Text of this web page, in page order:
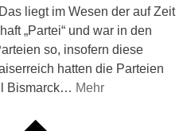
liegt im Wesen der auf Zeit
„Partei“ und war in den
so, insofern diese
hatten die Parteien
Bismarck… Mehr